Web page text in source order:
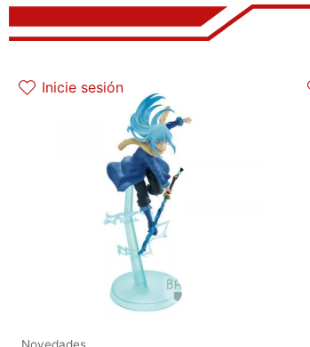
Inicie sesión